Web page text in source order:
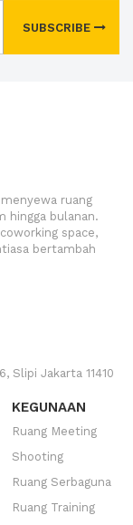
SUBSCRIBE
ruang
hingga bulanan.
space,
bertambah
Slipi Jakarta 11410
KEGUNAAN
Ruang Meeting
Shooting
Ruang Serbaguna
Ruang Training